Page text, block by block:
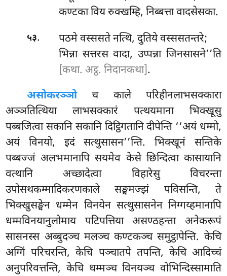
कण्टका विय रुक्खम्हि, निब्बत्ता वादसेसका.
५३.
पठमे वस्ससते नत्थि, दुतिये वस्ससतन्तरे;
भिन्ना सत्तरस वादा, उप्पन्ना जिनसासने’’ति
[कथा. अट्ठ. निदानकथा].
असोकरञ्ञोच काले परिहीनलाभसक्कारा
अञ्ञतित्थिया लाभसक्कारं पत्थयमाना भिक्खूसु
पब्बजित्वा सकानि सकानि दिट्ठिगतानि दीपेन्ति ‘‘अयं धम्मो,
अयं विनयो, इदं सत्थुसासन’’न्ति. भिक्खूनं सन्तिके
पब्बज्जं अलभमानापि सयमेव केसे छिन्दित्वा कासायानि
वत्थानि अच्छादेत्वा विहारेसु विचरन्ता
उपोसथकम्मादिकरणकाले सङ्घमज्झं पविसन्ति, ते
भिक्खुसङ्घेन धम्मेन विनयेन सत्थुसासनेन निग्गय्हमानापि
धम्मविनयानुलोमाय पटिपत्तिया असण्ठहन्ता अनेकरूपं
सासनस्स अब्बुदञ्च मलञ्च कण्टकञ्च समुट्ठापेन्ति. केचि
अग्गिं परिचरन्ति, केचि पञ्चातपे तपन्ति, केचि आदिच्चं
अनुपरिवत्तन्ति, केचि धम्मञ्च विनयञ्च वोभिन्दिस्सामाति